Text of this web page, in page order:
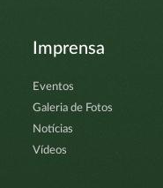
Imprensa
Eventos
Galeria de Fotos
Notícias
Vídeos